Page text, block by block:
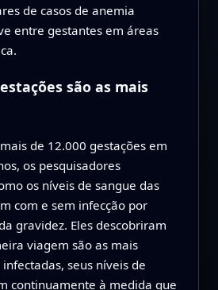
de casos de anemia
entre gestantes em áreas
são as mais
de 12.000 gestações em
os pesquisadores
os níveis de sangue das
com e sem infecção por
gravidez. Eles descobriram
viagem são as mais
seus níveis de
continuamente à medida que